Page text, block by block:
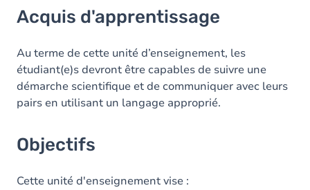
Objectifs
Contenu
Table des matières
Acquis d'apprentissage
Au terme de cette unité d’enseignement, les
étudiant(e)s devront être capables de suivre une
démarche scientifique et de communiquer avec leurs
pairs en utilisant un langage approprié.
Objectifs
Cette unité d'enseignement vise :